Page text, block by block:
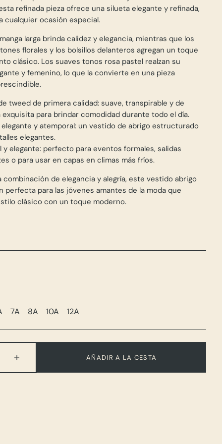
refinada pieza ofrece una silueta elegante y refinada,
cualquier ocasión especial.
larga brinda calidez y elegancia, mientras que los
florales y los bolsillos delanteros agregan un toque
clásico. Los suaves tonos rosa pastel realzan su
y femenino, lo que la convierte en una pieza
tweed de primera calidad: suave, transpirable y de
para brindar comodidad durante todo el día.
elegante y atemporal: un vestido de abrigo estructurado
elegantes.
y elegante: perfecto para eventos formales, salidas
o para usar en capas en climas más fríos.
combinación de elegancia y alegría, este vestido abrigo
perfecta para las jóvenes amantes de la moda que
clásico con un toque moderno.
7A
No
8A
No
10A
No
12A
No
cantidad
AÑADIR A LA CESTA
Abrir
la
vista
de
galería